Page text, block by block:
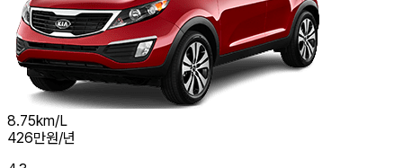
8.75km/L
426만원/년